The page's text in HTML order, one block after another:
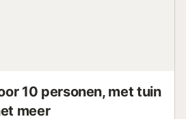
10 personen, met tuin
meer